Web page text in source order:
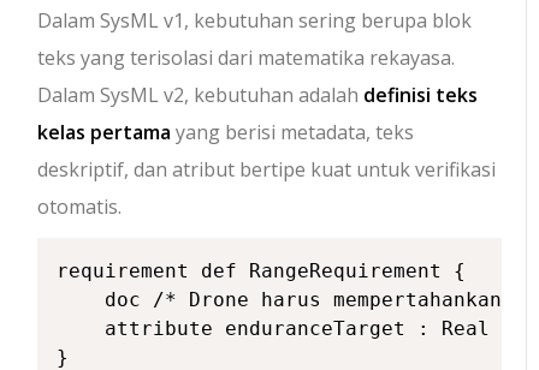
Dalam SysML v1, kebutuhan sering berupa blok
teks yang terisolasi dari matematika rekayasa.
Dalam SysML v2, kebutuhan adalah definisi teks
kelas pertama yang berisi metadata, teks
deskriptif, dan atribut bertipe kuat untuk verifikasi
otomatis.
requirement def RangeRequirement {
doc /* Drone harus mempertahankan
attribute enduranceTarget : Real =
}